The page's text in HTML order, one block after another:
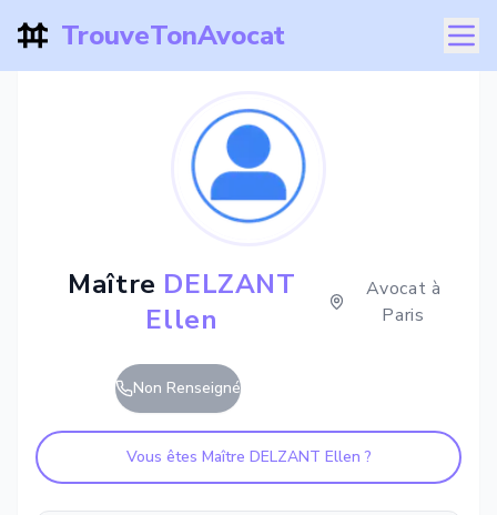
TrouveTonAvocat
Maître DELZANT
Ellen
Avocat à
Paris
Non Renseigné
Vous êtes Maître DELZANT Ellen ?